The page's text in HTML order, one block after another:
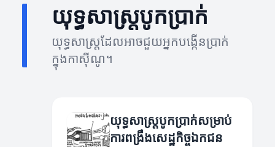
យុទ្ធសាស្ត្របូកប្រាក់
យុទ្ធសាស្ត្រដែលអាចជួយអ្នកបង្កើនប្រាក់
ក្នុងកាស៊ីណូ។
យុទ្ធសាស្ត្របូកប្រាក់សម្រាប់
ការពង្រឹងសេដ្ឋកិច្ចឯកជន